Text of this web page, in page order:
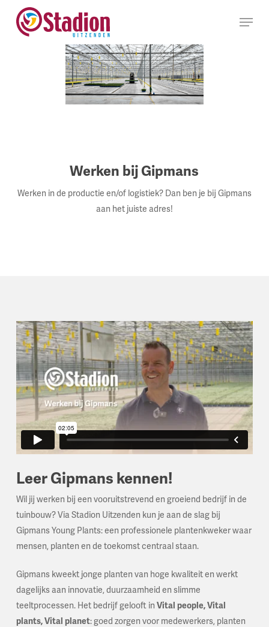
naar
hoofdinhoud
Menu
Werken bij Gipmans
Werken in de productie en/of logistiek? Dan ben je bij Gipmans
aan het juiste adres!
Leer Gipmans kennen!
Wil jij werken bij een vooruitstrevend en groeiend bedrijf in de
tuinbouw? Via Stadion Uitzenden kun je aan de slag bij
Gipmans Young Plants: een professionele plantenkweker waar
mensen, planten en de toekomst centraal staan.
Gipmans kweekt jonge planten van hoge kwaliteit en werkt
dagelijks aan innovatie, duurzaamheid en slimme
teeltprocessen. Het bedrijf gelooft in Vital people, Vital
plants, Vital planet: goed zorgen voor medewerkers, planten